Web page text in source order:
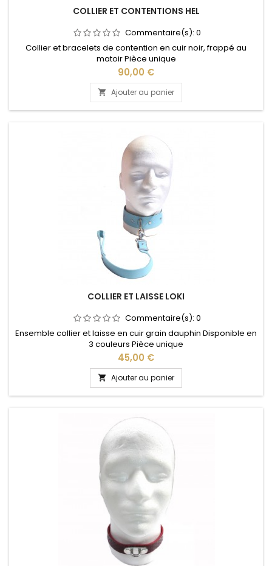
COLLIER ET CONTENTIONS HEL
Commentaire(s): 0
Collier et bracelets de contention en cuir noir, frappé au
matoir Pièce unique
Prix
90,00 €
 Ajouter au panier
COLLIER ET LAISSE LOKI
Commentaire(s): 0
Ensemble collier et laisse en cuir grain dauphin Disponible en
3 couleurs Pièce unique
Prix
45,00 €
 Ajouter au panier